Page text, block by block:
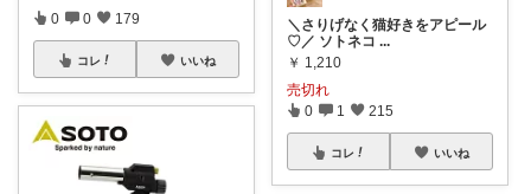
0 0 179
コレ いいね
＼さりげなく猫好きをアピール
♡／ ソトネコ ...
￥ 1,210
売切れ
0 1 215
コレ いいね